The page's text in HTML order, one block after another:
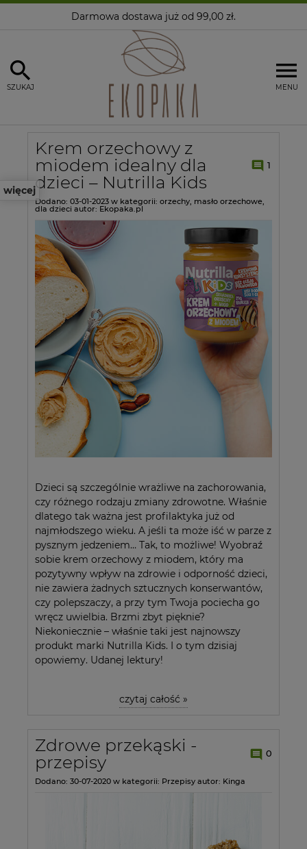
Darmowa dostawa już od 99,00 zł.
MENU
SZUKAJ
więcej
Krem orzechowy z
miodem idealny dla
dzieci – Nutrilla Kids
1
Dodano: 03-01-2023 w kategorii: orzechy, masło orzechowe,
dla dzieci autor: Ekopaka.pl
Dzieci są szczególnie wrażliwe na zachorowania,
czy różnego rodzaju zmiany zdrowotne. Właśnie
dlatego tak ważna jest profilaktyka już od
najmłodszego wieku. A jeśli ta może iść w parze z
pysznym jedzeniem… Tak, to możliwe! Wyobraź
sobie krem orzechowy z miodem, który ma
pozytywny wpływ na zdrowie i odporność dzieci,
nie zawiera żadnych sztucznych konserwantów,
czy polepszaczy, a przy tym Twoja pociecha go
wręcz uwielbia. Brzmi zbyt pięknie?
Niekoniecznie – właśnie taki jest najnowszy
produkt marki Nutrilla Kids. I o tym dzisiaj
opowiemy. Udanej lektury!
czytaj całość »
Zdrowe przekąski -
przepisy
0
Dodano: 30-07-2020 w kategorii: Przepisy autor: Kinga